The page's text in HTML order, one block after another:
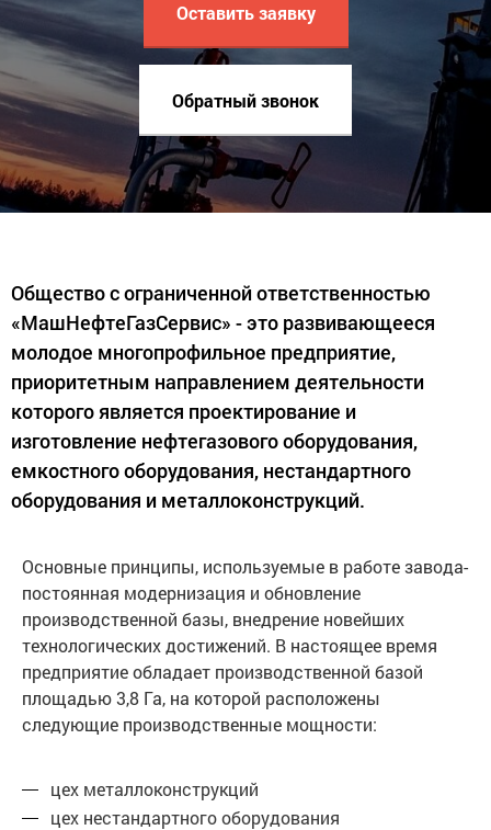
Оставить заявку
Обратный звонок
Общество с ограниченной ответственностью
«МашНефтеГазСервис» - это развивающееся
молодое многопрофильное предприятие,
приоритетным направлением деятельности
которого является проектирование и
изготовление нефтегазового оборудования,
емкостного оборудования, нестандартного
оборудования и металлоконструкций.
Основные принципы, используемые в работе завода-
постоянная модернизация и обновление
производственной базы, внедрение новейших
технологических достижений. В настоящее время
предприятие обладает производственной базой
площадью 3,8 Га, на которой расположены
следующие производственные мощности:
цех металлоконструкций
цех нестандартного оборудования